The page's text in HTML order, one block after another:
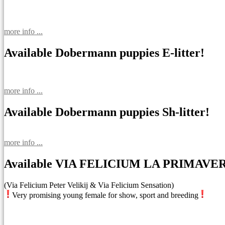
more info ...
Available Dobermann puppies E-litter!
more info ...
Available Dobermann puppies Sh-litter!
more info ...
Available VIA FELICIUM LA
(Via Felicium Peter Velikij & Via Felicium Sensation)
Very promising young female for show, sport and breeding